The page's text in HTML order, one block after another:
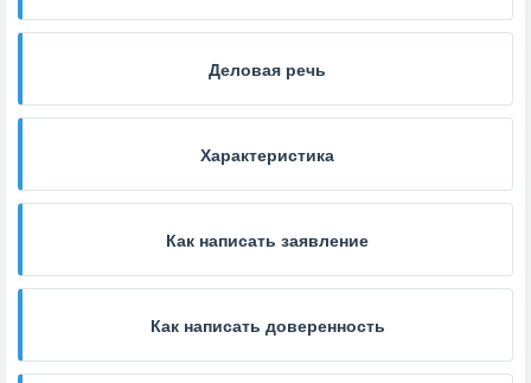
Деловая речь
Характеристика
Как написать заявление
Как написать доверенность